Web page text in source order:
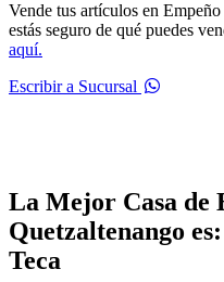
Vende tus artículos en
estás seguro de qué puedes
aquí.
Escribir a Sucursal
La Mejor Casa de
Quetzaltenango
Teca